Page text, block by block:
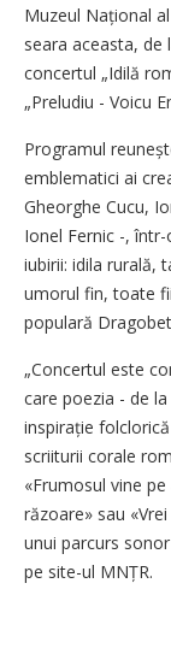
Muzeul Național
seara aceasta, de
concertul „Idilă
„Preludiu - Voicu
Programul
emblematici ai
Gheorghe Cucu,
Ionel Fernic -,
iubirii: idila rurală,
umorul fin, toate
populară
„Concertul este
care poezia - de
inspirație
scriiturii corale
«Frumosul ­vine
răzoare» sau
unui parcurs
pe site-ul MNȚR.